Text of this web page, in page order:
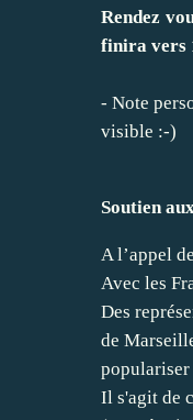
Rendez
finira vers
- Note
visible :-)
Soutien
A l’appel
Avec les
Des
de
Il s'agit de